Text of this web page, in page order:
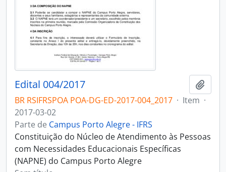
Edital 004/2017
BR RSIFRSPOA POA-DG-ED-2017-004_2017 · Item ·
2017-03-02
Parte de Campus Porto Alegre - IFRS
Constituição do Núcleo de Atendimento às Pessoas
com Necessidades Educacionais Específicas
(NAPNE) do Campus Porto Alegre